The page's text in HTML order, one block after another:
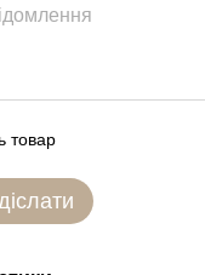
товар